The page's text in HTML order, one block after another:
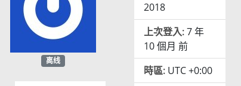
离线
2018
上次登入:7 年
10 個月 前
時區: UTC +0:00